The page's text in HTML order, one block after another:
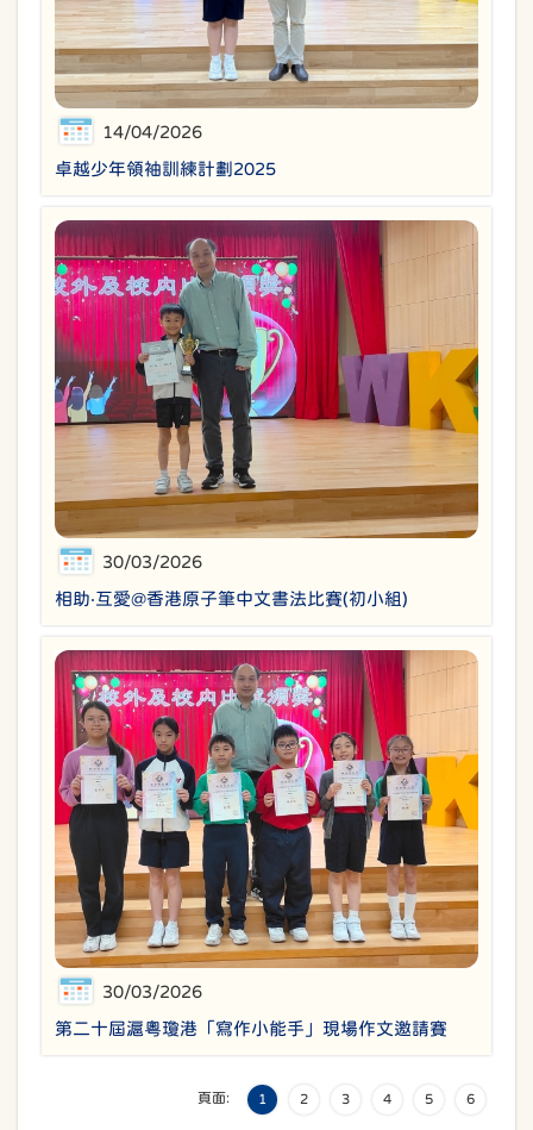
14/04/2026
卓越少年領袖訓練計劃2025
30/03/2026
相助‧互愛@香港原子筆中文書法比賽(初小組)
30/03/2026
第二十屆滬粵瓊港「寫作小能手」現場作文邀請賽
頁面: 1 2 3 4 5 6